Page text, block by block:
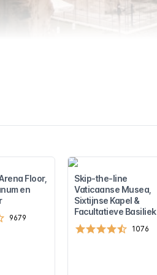
Floor,
en
9679
Skip-the-line
Vaticaanse Musea,
Sixtijnse Kapel &
Facultatieve Basiliek
1076